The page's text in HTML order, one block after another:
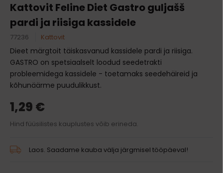
Kattovit Feline Diet Gastro guljašš
pardi ja riisiga kassidele
77236 Kattovit
Dieet märgtoit täiskasvanud kassidele pardi ja riisiga.
GASTRO on spetsiaalselt loodud seedetrakti
probleemidega kassidele - toetamaks seedehäireid ja
kõhunäärme puudulikkust.
1,29 €
Hind füüsilistes kauplustes võib erineda.
Laos. Saadame kauba välja järgmisel tööpäeval!